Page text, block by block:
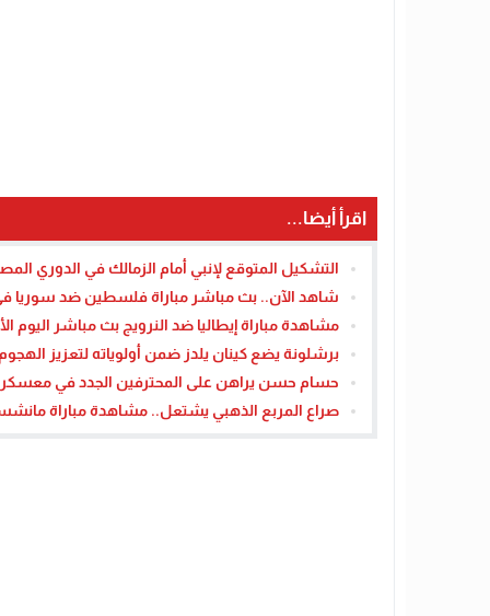
اقرأ أيضا...
التشكيل المتوقع لإنبي أمام الزمالك في الدوري
شاهد الآن.. بث مباشر مباراة فلسطين ضد سوريا في كأس
مشاهدة مباراة إيطاليا ضد النرويج بث مباشر اليوم الأحد 16 نوفمبر
برشلونة يضع كينان يلدز ضمن أولوياته لتعزيز
حسام حسن يراهن على المحترفين الجدد في معسكر
صراع المربع الذهبي يشتعل.. مشاهدة مباراة مانشستر